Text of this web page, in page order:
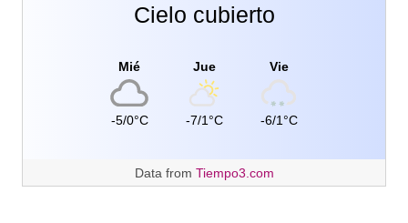
Cielo cubierto
Mié
-5/0°C
Jue
-7/1°C
Vie
-6/1°C
Data from Tiempo3.com